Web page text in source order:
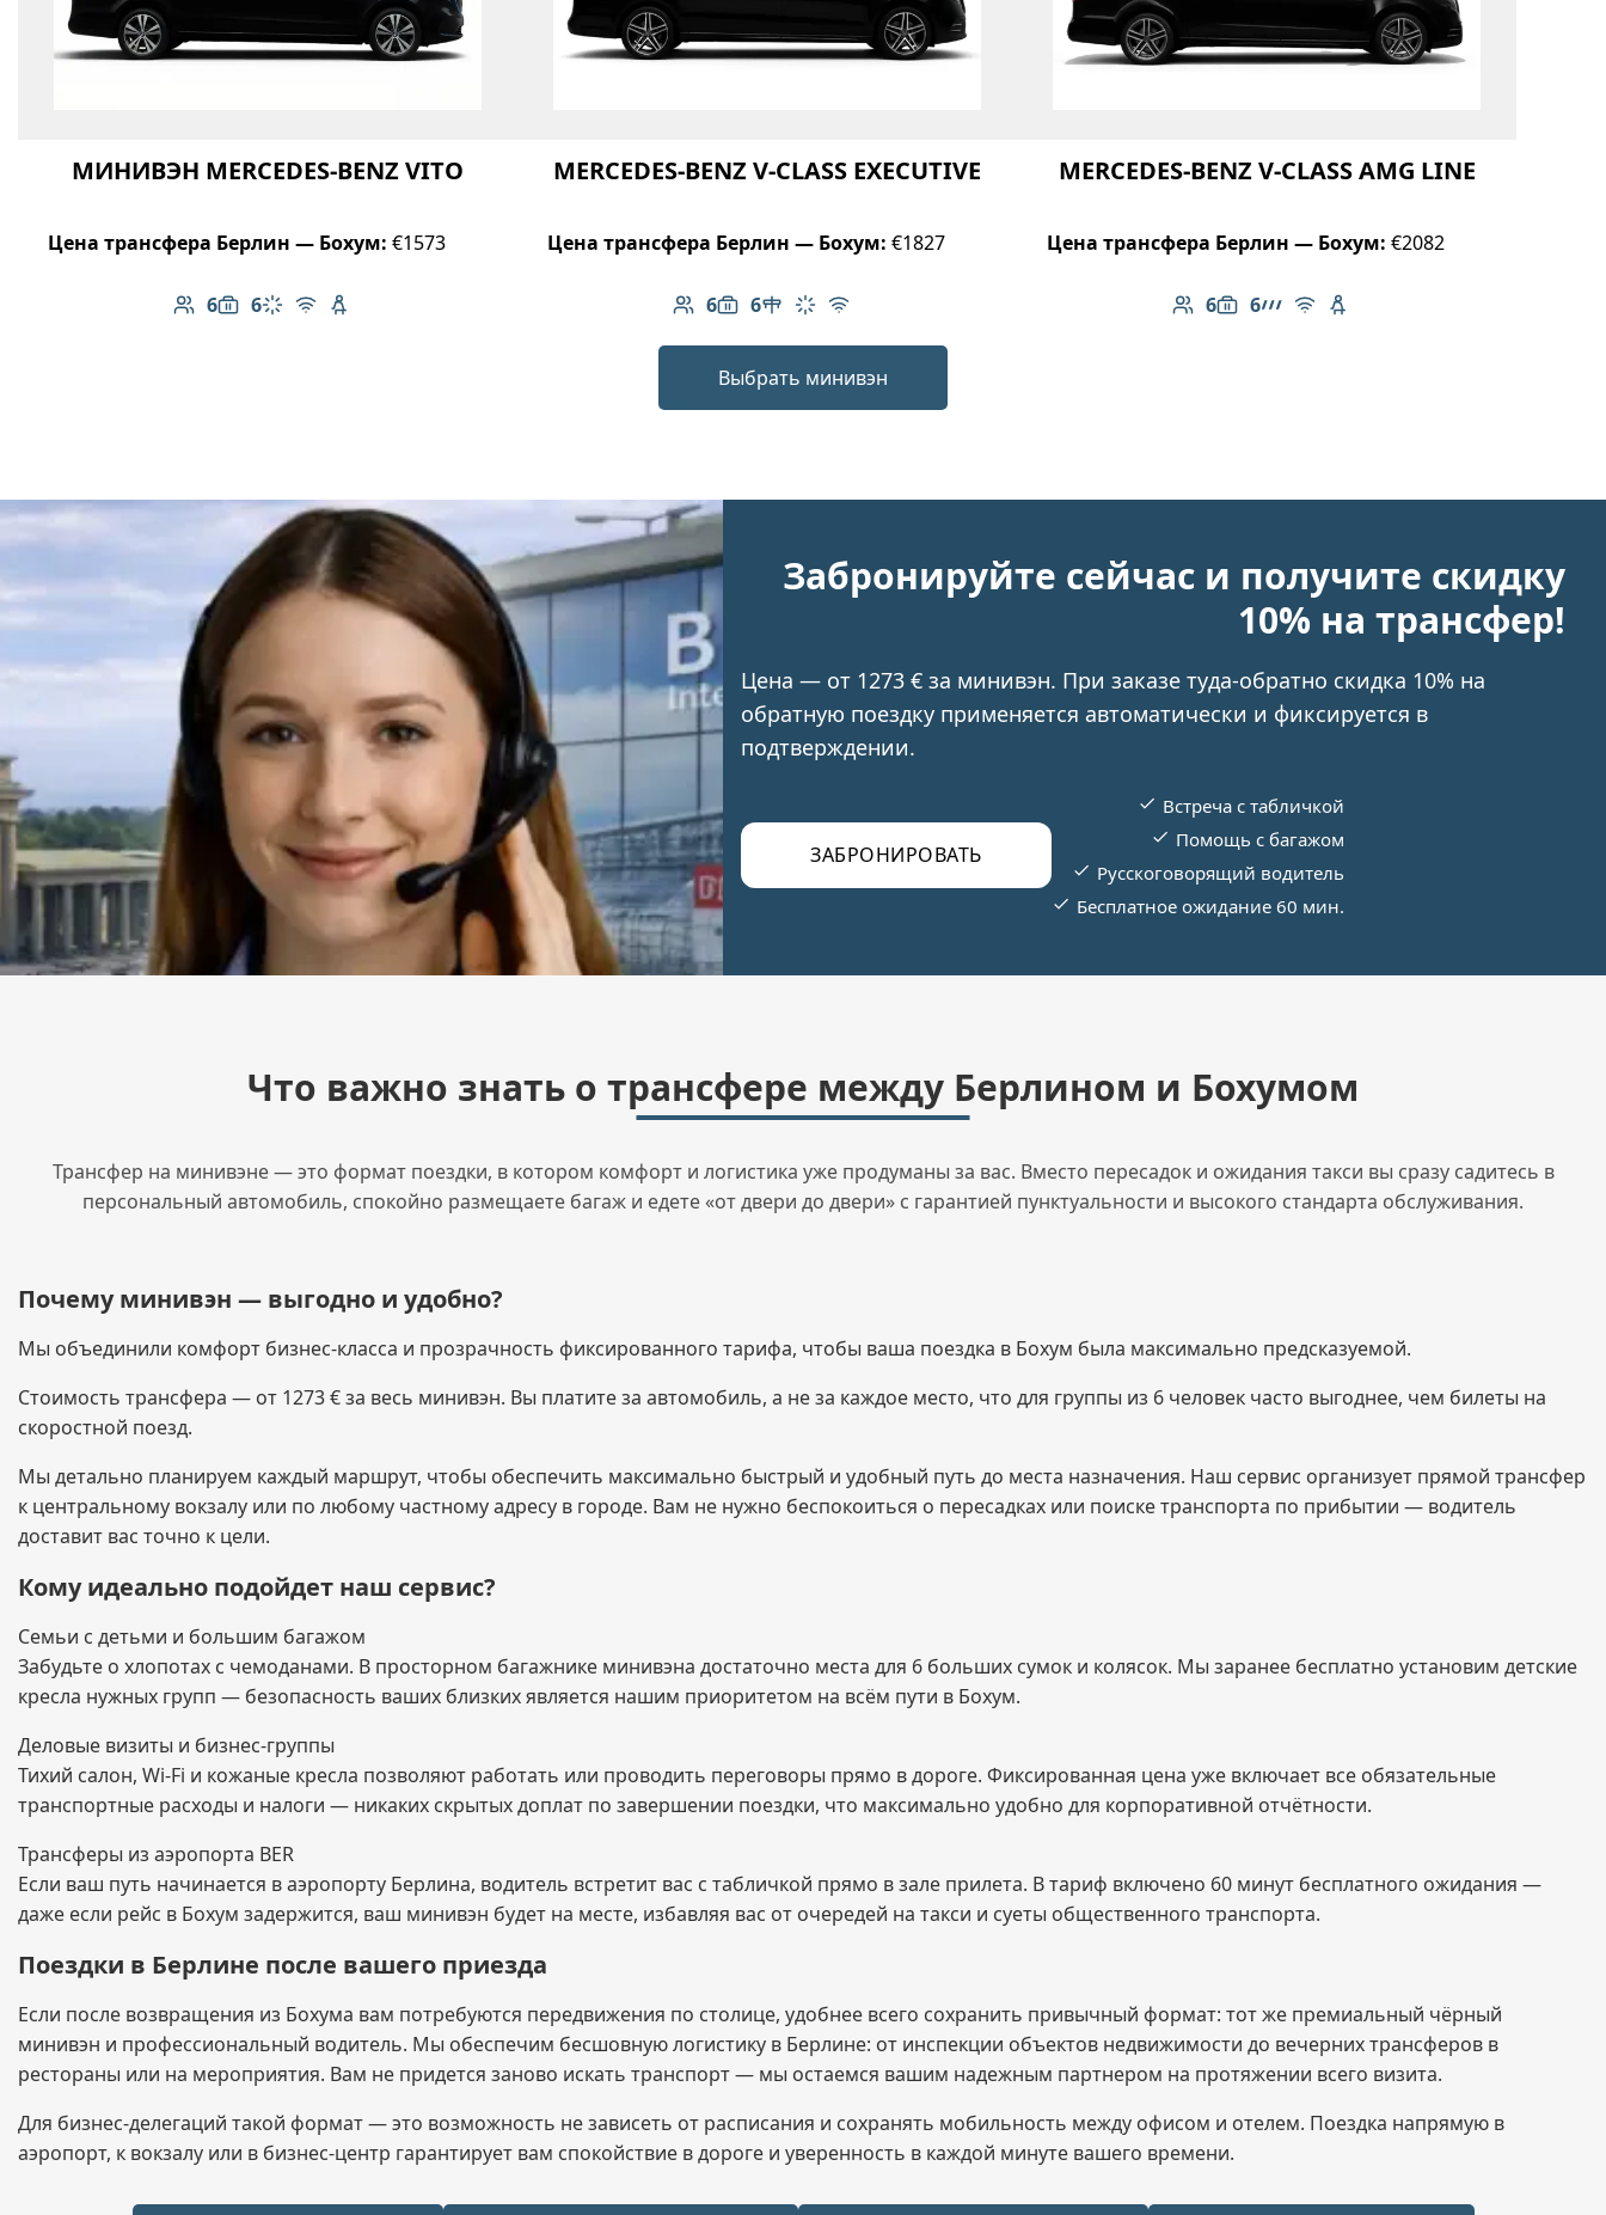
МИНИВЭН MERCEDES-BENZ VITO
Цена трансфера Берлин — Бохум: €1573
6
Количество пассажиров: 6
6
Вместимость багажа: 6
Климат-контроль
Бесплатный Wi-Fi
Детское кресло
MERCEDES-BENZ V-CLASS EXECUTIVE
Цена трансфера Берлин — Бохум: €1827
6
Количество пассажиров: 6
6
Вместимость багажа: 6
Стол в салоне
Климат-контроль
Бесплатный Wi-Fi
MERCEDES-BENZ V-CLASS AMG LINE
Цена трансфера Берлин — Бохум: €2082
6
Количество пассажиров: 6
6
Вместимость багажа: 6
Линейка AMG
Бесплатный Wi-Fi
Детское кресло
Выбрать минивэн
Забронируйте сейчас и получите скидку
10% на трансфер!
Цена — от 1273 € за минивэн. При заказе туда-обратно скидка 10% на
обратную поездку применяется автоматически и фиксируется в
подтверждении.
ЗАБРОНИРОВАТЬ
Встреча с табличкой
Помощь с багажом
Русскоговорящий водитель
Бесплатное ожидание 60 мин.
Что важно знать о трансфере между Берлином и Бохумом
Трансфер на минивэне — это формат поездки, в котором комфорт и логистика уже продуманы за вас. Вместо пересадок и ожидания такси вы сразу садитесь в
персональный автомобиль, спокойно размещаете багаж и едете «от двери до двери» с гарантией пунктуальности и высокого стандарта обслуживания.
Почему минивэн — выгодно и удобно?
Мы объединили комфорт бизнес-класса и прозрачность фиксированного тарифа, чтобы ваша поездка в Бохум была максимально предсказуемой.
Стоимость трансфера — от 1273 € за весь минивэн. Вы платите за автомобиль, а не за каждое место, что для группы из 6 человек часто выгоднее, чем билеты на
скоростной поезд.
Мы детально планируем каждый маршрут, чтобы обеспечить максимально быстрый и удобный путь до места назначения. Наш сервис организует прямой трансфер
к центральному вокзалу или по любому частному адресу в городе. Вам не нужно беспокоиться о пересадках или поиске транспорта по прибытии — водитель
доставит вас точно к цели.
Кому идеально подойдет наш сервис?
Семьи с детьми и большим багажом
Забудьте о хлопотах с чемоданами. В просторном багажнике минивэна достаточно места для 6 больших сумок и колясок. Мы заранее бесплатно установим детские
кресла нужных групп — безопасность ваших близких является нашим приоритетом на всём пути в Бохум.
Деловые визиты и бизнес-группы
Тихий салон, Wi-Fi и кожаные кресла позволяют работать или проводить переговоры прямо в дороге. Фиксированная цена уже включает все обязательные
транспортные расходы и налоги — никаких скрытых доплат по завершении поездки, что максимально удобно для корпоративной отчётности.
Трансферы из аэропорта BER
Если ваш путь начинается в аэропорту Берлина, водитель встретит вас с табличкой прямо в зале прилета. В тариф включено 60 минут бесплатного ожидания —
даже если рейс в Бохум задержится, ваш минивэн будет на месте, избавляя вас от очередей на такси и суеты общественного транспорта.
Поездки в Берлине после вашего приезда
Если после возвращения из Бохума вам потребуются передвижения по столице, удобнее всего сохранить привычный формат: тот же премиальный чёрный
минивэн и профессиональный водитель. Мы обеспечим бесшовную логистику в Берлине: от инспекции объектов недвижимости до вечерних трансферов в
рестораны или на мероприятия. Вам не придется заново искать транспорт — мы остаемся вашим надежным партнером на протяжении всего визита.
Для бизнес-делегаций такой формат — это возможность не зависеть от расписания и сохранять мобильность между офисом и отелем. Поездка напрямую в
аэропорт, к вокзалу или в бизнес-центр гарантирует вам спокойствие в дороге и уверенность в каждой минуте вашего времени.